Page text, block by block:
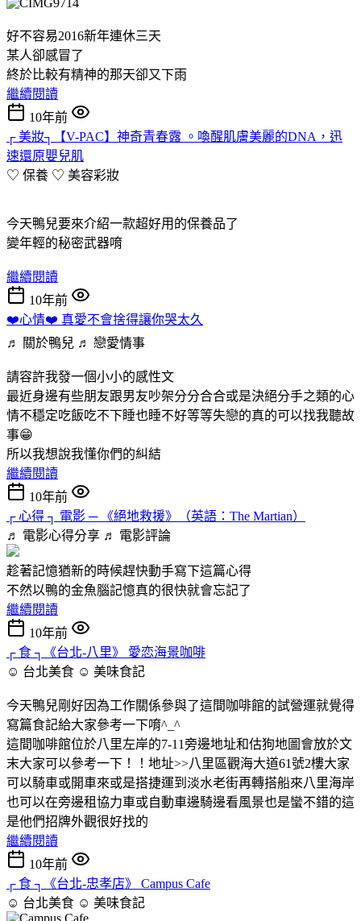
好不容易2016新年連休三天
某人卻感冒了
終於比較有精神的那天卻又下雨
繼續閱讀
10年前
┌ 美妝┐【V-PAC】神奇青春露 。喚醒肌膚美麗的DNA，迅
速還原嬰兒肌
♡ 保養 ♡ 美容彩妝
今天鴨兒要來介紹一款超好用的保養品了
變年輕的秘密武器唷
繼續閱讀
10年前
❤️心情❤️ 真愛不會捨得讓你哭太久
♬ 關於鴨兒 ♬ 戀愛情事
請容許我發一個小小的感性文
最近身邊有些朋友跟男友吵架分分合合或是決絕分手之類的心
情不穩定吃飯吃不下睡也睡不好等等失戀的真的可以找我聽故
事😁
所以我想說我懂你們的糾結
繼續閱讀
10年前
┌ 心得 ┐ 電影 ─ 《絕地救援》（英語：The Martian）
♬ 電影心得分享 ♬ 電影評論
趁著記憶猶新的時候趕快動手寫下這篇心得
不然以鴨的金魚腦記憶真的很快就會忘記了
繼續閱讀
10年前
┌ 食 ┐《台北-八里》 愛恋海景咖啡
☺ 台北美食 ☺ 美味食記
今天鴨兒剛好因為工作關係參與了這間咖啡館的試營運就覺得
寫篇食記給大家參考一下唷^_^
這間咖啡館位於八里左岸的7-11旁邊地址和估狗地圖會放於文
末大家可以參考一下！！地址>>八里區觀海大道61號2樓大家
可以騎車或開車來或是搭捷運到淡水老街再轉搭船來八里海岸
也可以在旁邊租協力車或自動車邊騎邊看風景也是蠻不錯的這
是他們招牌外觀很好找的
繼續閱讀
10年前
┌ 食 ┐《台北-忠孝店》 Campus Cafe
☺ 台北美食 ☺ 美味食記